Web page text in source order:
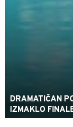
DRAMATIČAN
IZMAKLO